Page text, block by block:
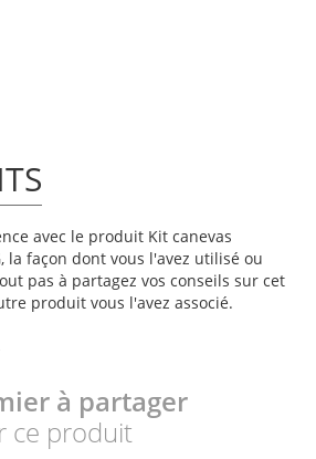
avec le produit Kit canevas
la façon dont vous l'avez utilisé ou
pas à partagez vos conseils sur cet
produit vous l'avez associé.
à partager
ce produit